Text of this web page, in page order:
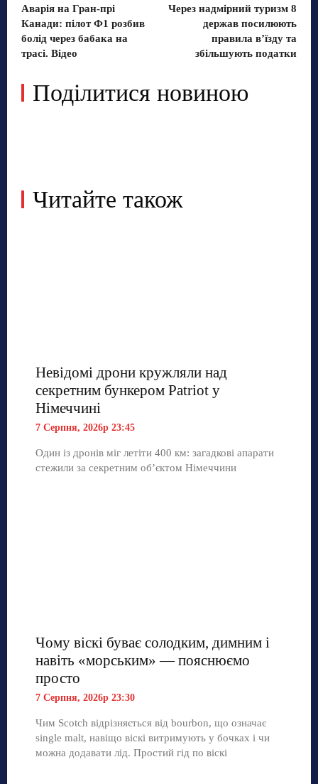
Аварія на Гран-прі
Канади: пілот Ф1 розбив
болід через бабака на
трасі. Відео
Через надмірний туризм 8
держав посилюють
правила в’їзду та
збільшують податки
Поділитися новиною
Читайте також
Невідомі дрони кружляли над
секретним бункером Patriot у
Німеччині
7 Серпня, 2026р 23:45
Один із дронів міг летіти 400 км: загадкові апарати
стежили за секретним об’єктом Німеччини
Чому віскі буває солодким, димним і
навіть «морським» — пояснюємо
просто
7 Серпня, 2026р 23:30
Чим Scotch відрізняється від bourbon, що означає
single malt, навіщо віскі витримують у бочках і чи
можна додавати лід. Простий гід по віскі